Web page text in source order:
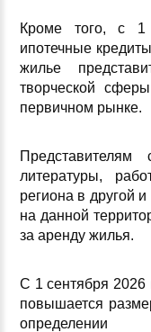
Кроме того, с 1
ипотечные
жилье
творческой
первичном рынке.
литературы,
региона в другой
на данной
за аренду жилья.
С 1 сентября 2026
повышается